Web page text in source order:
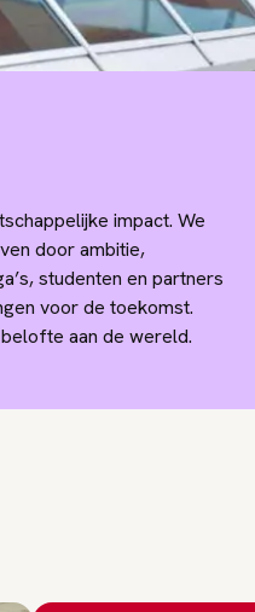
impact. We
door ambitie,
studenten en partners
voor de toekomst.
aan de wereld.